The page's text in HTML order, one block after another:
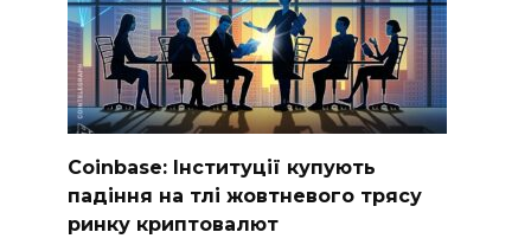
Coinbase: Інституції купують
падіння на тлі жовтневого трясу
ринку криптовалют